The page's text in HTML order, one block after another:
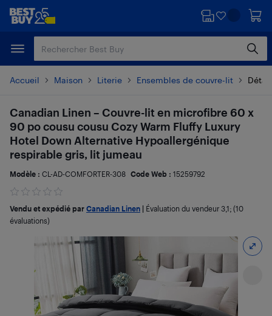
Passer
principal
Passer
Accueil Maison Literie Ensembles de couvre-lit
Canadian Linen – Couvre-lit en microfibre 60 x
90 po cousu cousu Cozy Warm Fluffy Luxury
Hotel Down Alternative Hypoallergénique
respirable gris, lit jumeau
Modèle : CL-AD-COMFORTER-308 Code Web : 15259792
Vendu et expédié par Canadian Linen Évaluation du vendeur 3,1; (10
évaluations)